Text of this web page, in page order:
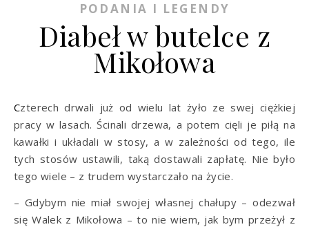
PODANIA I LEGENDY
Diabeł w butelce z
Mikołowa
Czterech drwali już od wielu lat żyło ze swej ciężkiej
pracy w lasach. Ścinali drzewa, a potem cięli je piłą na
kawałki i układali w stosy, a w zależności od tego, ile
tych stosów ustawili, taką dostawali zapłatę. Nie było
tego wiele – z trudem wystarczało na życie.
– Gdybym nie miał swojej własnej chałupy – odezwał
się Walek z Mikołowa – to nie wiem, jak bym przeżył z